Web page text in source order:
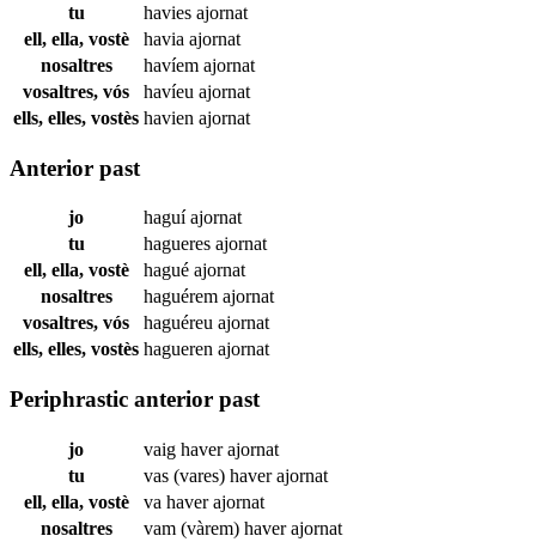
tu
havies ajornat
ell, ella, vostè
havia ajornat
nosaltres
havíem ajornat
vosaltres, vós
havíeu ajornat
ells, elles, vostès havien ajornat
Anterior past
jo haguíajornat
tu
hagueres ajornat
ell, ella, vostè
hagué ajornat
nosaltres
haguérem ajornat
vosaltres, vós
haguéreu ajornat
ells, elles, vostès hagueren ajornat
Periphrastic anterior past
jo vaig haverajornat
tu
vas (vares) haverajornat
ell, ella, vostè
va haverajornat
nosaltres
vam (vàrem) haverajornat